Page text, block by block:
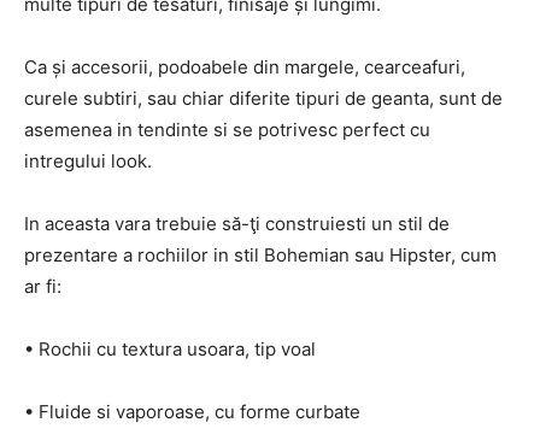
Ca și accesorii, podoabele din margele, cearceafuri,
curele subtiri, sau chiar diferite tipuri de geanta, sunt de
asemenea in tendinte si se potrivesc perfect cu
intregului look.
In aceasta vara trebuie să-ţi construiesti un stil de
prezentare a rochiilor in stil Bohemian sau Hipster, cum
ar fi:
• Rochii cu textura usoara, tip voal
• Fluide si vaporoase, cu forme curbate